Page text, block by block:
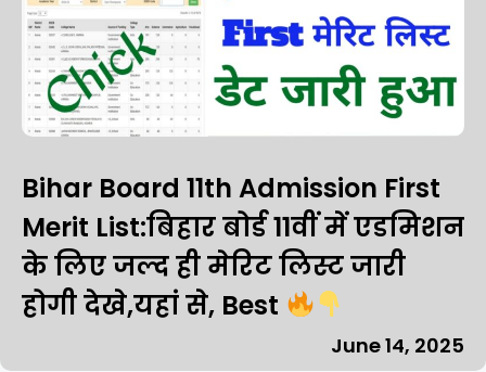
Bihar Board 11th Admission First
Merit List:बिहार बोर्ड 11वीं में एडमिशन
के लिए जल्द ही मेरिट लिस्ट जारी
होगी देखे,यहां से, Best
June 14, 2025